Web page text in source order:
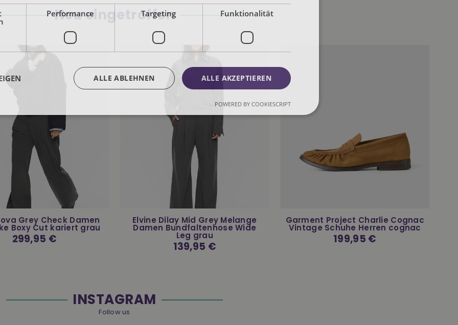
Neu eingetroffen
Grey Check Damen
Boxy Cut kariert grau
Normaler
Preis
299,95 €
Elvine Dilay Mid Grey Melange
Damen Bundfaltenhose Wide
Leg grau
Normaler
Preis
139,95 €
Garment Project Charlie Cognac
Vintage Schuhe Herren cognac
Normaler
Preis
199,95 €
INSTAGRAM
Follow us
Performance Targeting Funktionalität
ALLE AKZEPTIEREN
ALLE ABLEHNEN
POWERED BY COOKIESCRIPT